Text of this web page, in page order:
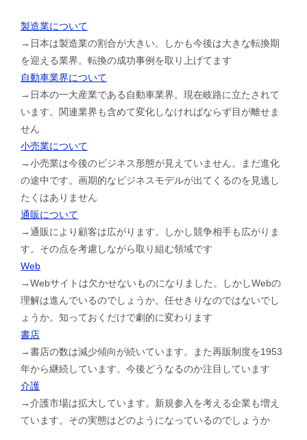
製造業について
→日本は製造業の割合が大きい。しかも今後は大きな転換期
を迎える業界。転換の成功事例を取り上げてます
自動車業界について
→日本の一大産業である自動車業界。現在岐路に立たされて
います。関連業界も含めて変化しなければならず目が離せま
せん
小売業について
→小売業は今後のビジネス形態が見えていません。まだ進化
の途中です。画期的なビジネスモデルが出てくるのを見逃し
たくはありません
通販について
→通販により顧客は広がります。しかし競争相手も広がりま
す。その点を考慮しながら取り組む領域です
Web
→Webサイトは欠かせないものになりました。しかしWebの
理解は進んでいるのでしょうか。任せきりなのではないでし
ょうか。知っておくだけで劇的に変わります
書店
→書店の数は減少傾向が続いています。また再販制度を1953
年から継続しています。今後どうなるのか注目しています
介護
→介護市場は拡大しています。新規参入を考える企業も増え
ています。その実態はどのようになっているのでしょうか